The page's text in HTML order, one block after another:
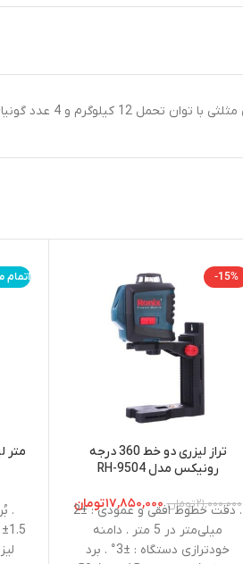
-15%
تراز لیزری دو خط 360 درجه
رونیکس مدل RH-9504
۲۱,۰۰۰,۰۰۰تومان ۱۷,۸۵۰,۰۰۰تومان
. دقت خطوط افقی و عمودی : ±2
میلی‌متر در 5 متر . دامنه
خودترازی دستگاه : ±3° . برد
اتمام